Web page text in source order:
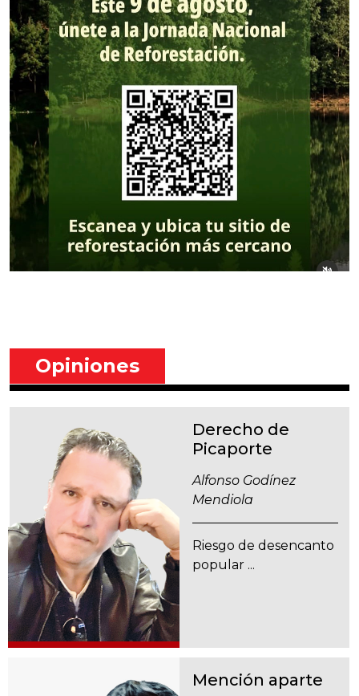
Opiniones
Derecho de
Picaporte
Alfonso Godínez
Mendiola
Riesgo de desencanto
popular ...
Mención aparte